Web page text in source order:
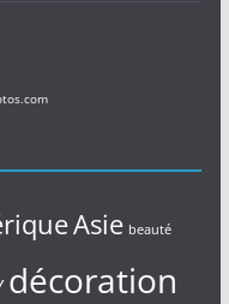
Asie beauté
décoration